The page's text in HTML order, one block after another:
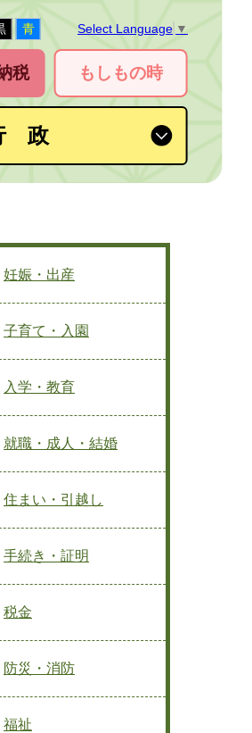
青 Select Language ▼
税 もしもの時
政
妊娠・出産
子育て・入園
入学・教育
就職・成人・結婚
住まい・引越し
手続き・証明
税金
防災・消防
福祉